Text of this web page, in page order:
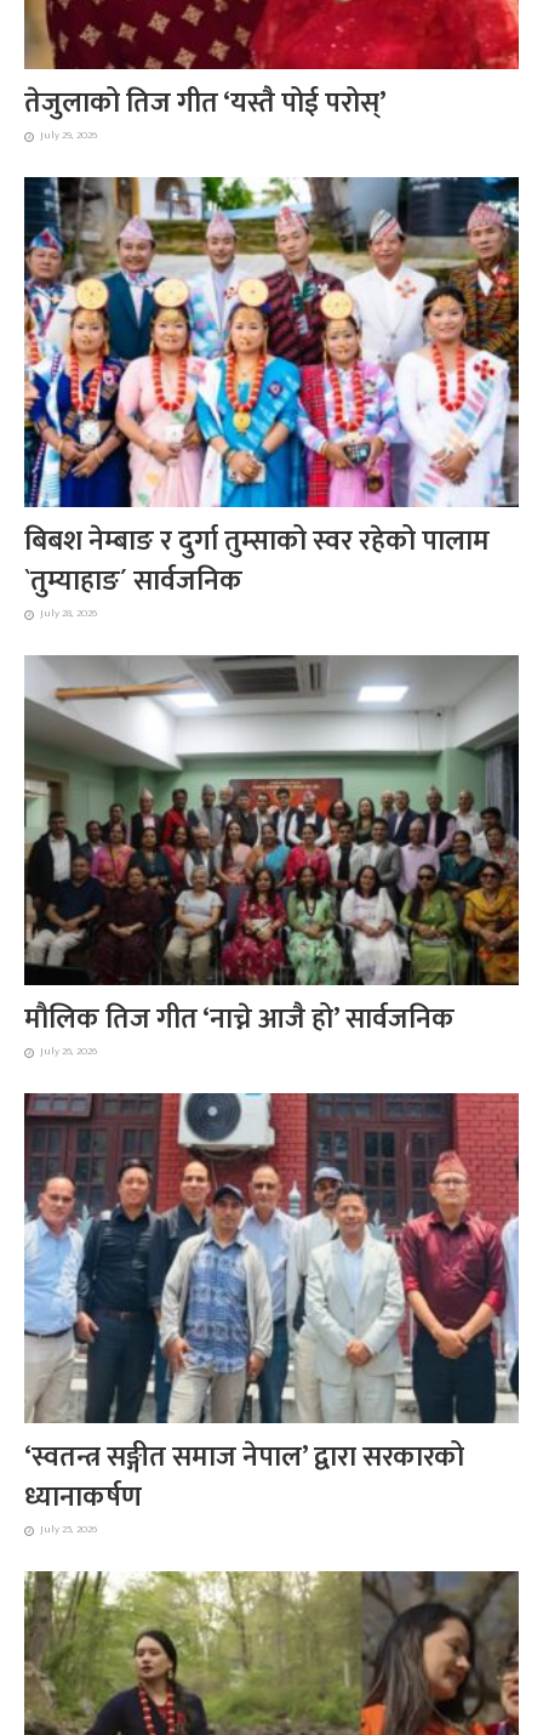
तेजुलाको तिज गीत ‘यस्तै पोई परोस्’
July 29, 2026
बिबश नेम्बाङ र दुर्गा तुम्साको स्वर रहेको पालाम
`तुम्याहाङ´ सार्वजनिक
July 28, 2026
मौलिक तिज गीत ‘नाच्ने आजै हो’ सार्वजनिक
July 26, 2026
‘स्वतन्त्र सङ्गीत समाज नेपाल’ द्वारा सरकारको
ध्यानाकर्षण
July 25, 2026